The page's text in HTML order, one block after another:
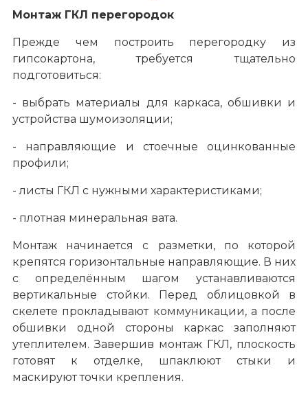
Стеновые панели и перегородки
Монтаж ГКЛ перегородок
Прежде чем построить перегородку из
гипсокартона, требуется тщательно
подготовиться:
- выбрать материалы для каркаса, обшивки и
устройства шумоизоляции;
- направляющие и стоечные оцинкованные
профили;
- листы ГКЛ с нужными характеристиками;
- плотная минеральная вата.
Монтаж начинается с разметки, по которой
крепятся горизонтальные направляющие. В них
с определённым шагом устанавливаются
вертикальные стойки. Перед облицовкой в
скелете прокладывают коммуникации, а после
обшивки одной стороны каркас заполняют
утеплителем. Завершив монтаж ГКЛ, плоскость
готовят к отделке, шпаклюют стыки и
маскируют точки крепления.